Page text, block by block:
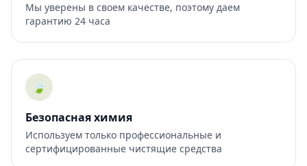
Мы уверены в своем качестве, поэтому даем
гарантию 24 часа
🍃
Безопасная химия
Используем только профессиональные и
сертифицированные чистящие средства